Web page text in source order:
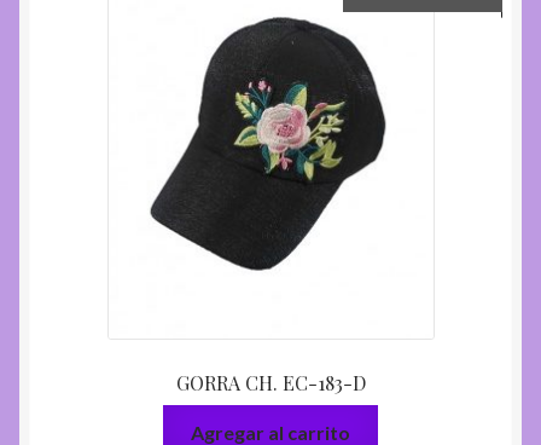
GORRA CH. EC-183-D
Agregar al carrito